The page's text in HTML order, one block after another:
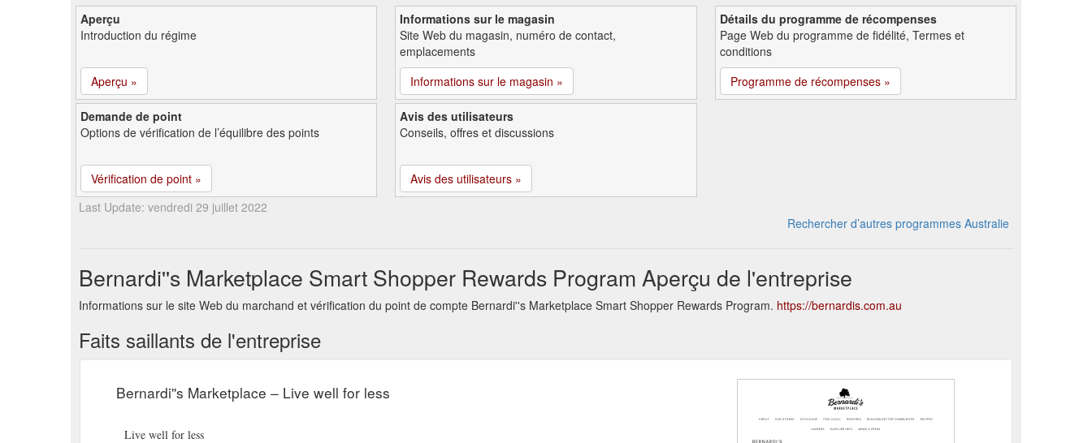
Aperçu
Introduction du régime
Aperçu »
Informations sur le magasin
Site Web du magasin, numéro de contact,
emplacements
Informations sur le magasin »
Détails du programme de récompenses
Page Web du programme de fidélité, Termes et
conditions
Programme de récompenses »
Demande de point
Options de vérification de l’équilibre des points
Vérification de point »
Avis des utilisateurs
Conseils, offres et discussions
Avis des utilisateurs »
Last Update: vendredi 29 juillet 2022
Rechercher d’autres programmes Australie
Bernardi''s Marketplace Smart Shopper Rewards Program Aperçu de l'entreprise
Informations sur le site Web du marchand et vérification du point de compte Bernardi''s Marketplace Smart Shopper Rewards Program. https://bernardis.com.au
Faits saillants de l'entreprise
Bernardi''s Marketplace – Live well for less
Live well for less